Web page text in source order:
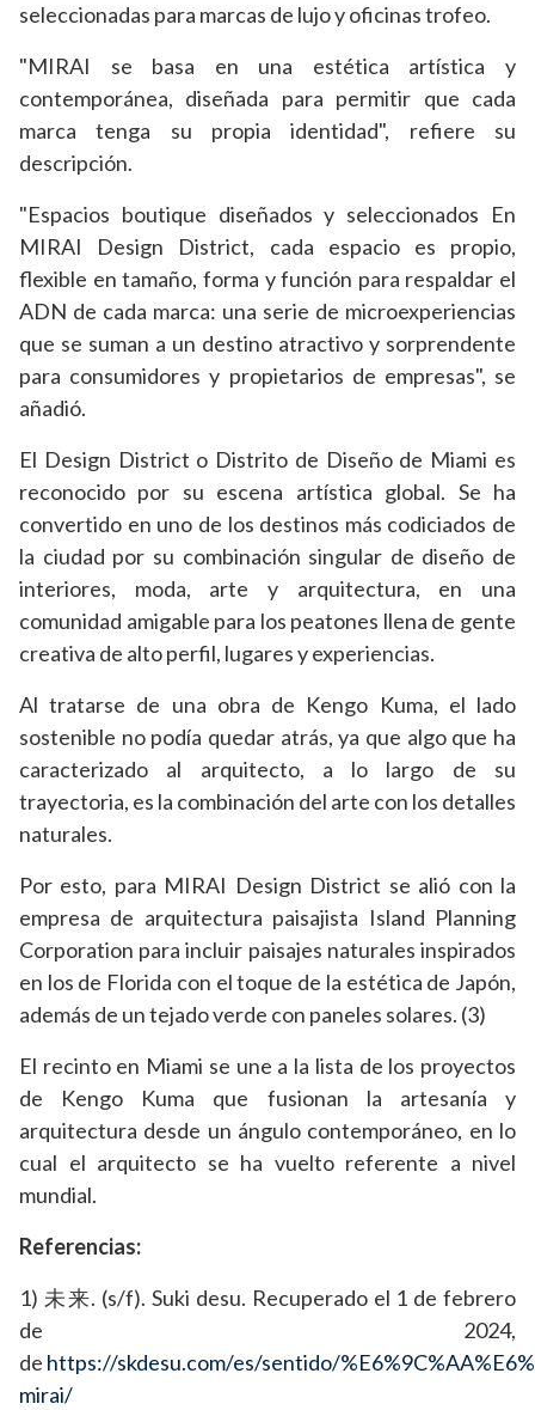
seleccionadas para marcas de lujo y oficinas trofeo.
"MIRAI se basa en una estética artística y
contemporánea, diseñada para permitir que cada
marca tenga su propia identidad", refiere su
descripción.
"Espacios boutique diseñados y seleccionados En
MIRAI Design District, cada espacio es propio,
flexible en tamaño, forma y función para respaldar el
ADN de cada marca: una serie de microexperiencias
que se suman a un destino atractivo y sorprendente
para consumidores y propietarios de empresas", se
añadió.
El Design District o Distrito de Diseño de Miami es
reconocido por su escena artística global. Se ha
convertido en uno de los destinos más codiciados de
la ciudad por su combinación singular de diseño de
interiores, moda, arte y arquitectura, en una
comunidad amigable para los peatones llena de gente
creativa de alto perfil, lugares y experiencias.
Al tratarse de una obra de Kengo Kuma, el lado
sostenible no podía quedar atrás, ya que algo que ha
caracterizado al arquitecto, a lo largo de su
trayectoria, es la combinación del arte con los detalles
naturales.
Por esto, para MIRAI Design District se alió con la
empresa de arquitectura paisajista Island Planning
Corporation para incluir paisajes naturales inspirados
en los de Florida con el toque de la estética de Japón,
además de un tejado verde con paneles solares. (3)
El recinto en Miami se une a la lista de los proyectos
de Kengo Kuma que fusionan la artesanía y
arquitectura desde un ángulo contemporáneo, en lo
cual el arquitecto se ha vuelto referente a nivel
mundial.
Referencias:
1) 未来. (s/f). Suki desu. Recuperado el 1 de febrero
de 2024,
de https://skdesu.com/es/sentido/
mirai/